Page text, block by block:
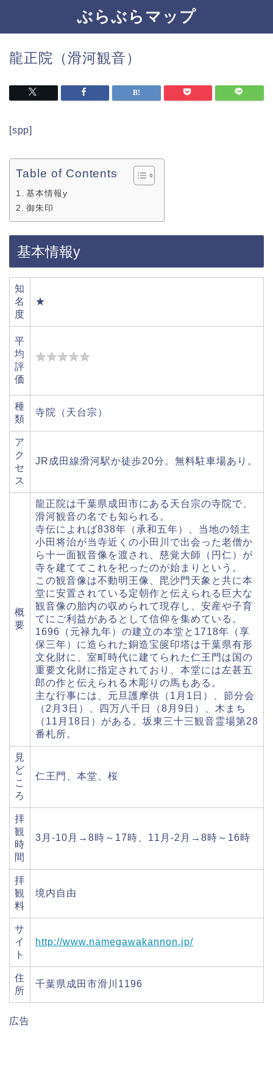
ぶらぶらマップ
龍正院（滑河観音）
[spp]
Table of Contents
基本情報y
御朱印
基本情報y
知
名
度
★
平
均
評
価
種
類
寺院（天台宗）
ア
ク
セ
ス
JR成田線滑河駅か徒歩20分。無料駐車場あり。
概
要
龍正院は千葉県成田市にある天台宗の寺院で、
滑河観音の名でも知られる。
寺伝によれば838年（承和五年）、当地の領主
小田将治が当寺近くの小田川で出会った老僧か
ら十一面観音像を渡され、慈覚大師（円仁）が
寺を建ててこれを祀ったのが始まりという。
この観音像は不動明王像、毘沙門天象と共に本
堂に安置されている定朝作と伝えられる巨大な
観音像の胎内の収められて現存し、安産や子育
てにご利益があるとして信仰を集めている。
1696（元禄九年）の建立の本堂と1718年（享
保三年）に造られた銅造宝篋印塔は千葉県有形
文化財に、室町時代に建てられた仁王門は国の
重要文化財に指定されており、本堂には左甚五
郎の作と伝えられる木彫りの馬もある。
主な行事には、元旦護摩供（1月1日）、節分会
（2月3日）、四万八千日（8月9日）、木まち
（11月18日）がある。坂東三十三観音霊場第28
番札所。
見
ど
こ
ろ
仁王門、本堂、桜
拝
観
時
間
3月-10月→8時～17時、11月-2月→8時～16時
拝
観
料
境内自由
サ
イ
ト
http://www.namegawakannon.jp/
住
所
千葉県成田市滑川1196
広告